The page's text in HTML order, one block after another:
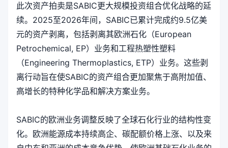
此次资产拍卖是SABIC更大规模投资组合优化战略的延
续。2025至2026年间，SABIC已累计完成约9.5亿美
元的资产剥离，包括剥离其欧洲石化（European
Petrochemical, EP）业务和工程热塑性塑料
（Engineering Thermoplastics, ETP）业务。这些剥
离行动旨在使SABIC的资产组合更加聚焦于高附加值、
高增长的特种化学品和解决方案业务。
SABIC的欧洲业务调整反映了全球石化行业的结构性变
化。欧洲能源成本持续高企、碳配额价格上涨、以及来